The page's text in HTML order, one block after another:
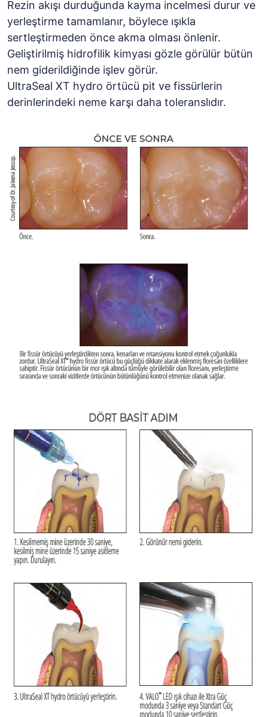
Rezin akışı durduğunda kayma incelmesi durur ve
yerleştirme tamamlanır, böylece ışıkla
sertleştirmeden önce akma olması önlenir.
Geliştirilmiş hidrofilik kimyası gözle görülür bütün
nem giderildiğinde işlev görür.
UltraSeal XT hydro örtücü pit ve fissürlerin
derinlerindeki neme karşı daha toleranslıdır.